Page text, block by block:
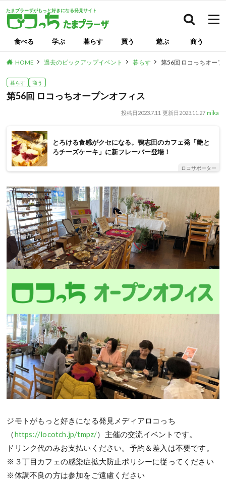
たまプラーザがもっと好きになる発見サイト
食べる 学ぶ 暮らす 買う 遊ぶ 商う
HOME 過去のピックアップイベント 暮らす 第56回 ロコっちオープ
暮らす 商う
第56回 ロコっちオープンオフィス
投稿日 2023.7.11 更新日 2023.11.27 mika
とろける食感がクセになる。鴨志田のカフェ発「艶と
ろチーズケーキ」に新フレーバー登場！
ロコサポーター
ジモトがもっと好きになる発見メディアロコっち
（https://locotch.jp/tmpz/）主催の交流イベントです。
ドリンク代のみお支払いください。予約＆差入は不要です。
※３丁目カフェの感染症拡大防止ポリシーに従ってください
※体調不良の方は参加をご遠慮ください